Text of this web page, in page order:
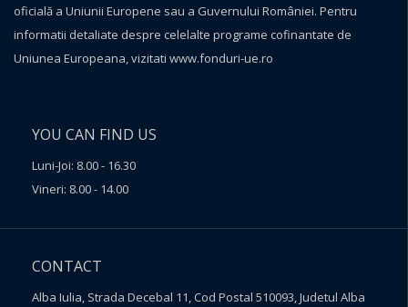
oficială a Uniunii Europene sau a Guvernului României. Pentru
informatii detaliate despre celelalte programe cofinantate de
Uniunea Europeana, vizitati www.fonduri-ue.ro
YOU CAN FIND US
Luni-Joi: 8.00 - 16.30
Vineri: 8.00 - 14.00
CONTACT
Alba Iulia, Strada Decebal 11, Cod Postal 510093, Judetul Alba